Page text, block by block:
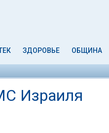
ЗДОРОВЬЕ ОБЩИНА
Израиля